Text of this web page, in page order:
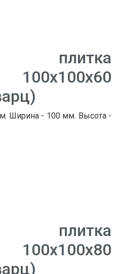
плитка
Ширина - 100 мм. Высота -
плитка